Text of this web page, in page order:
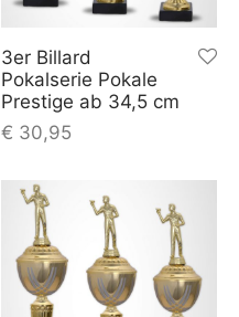
3er Billard
Pokalserie Pokale
Prestige ab 34,5 cm
€ 30,95